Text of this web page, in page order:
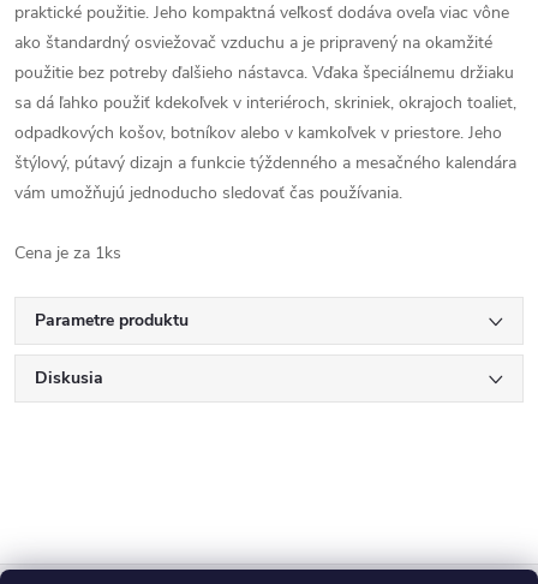
praktické použitie. Jeho kompaktná veľkosť dodáva oveľa viac vône
ako štandardný osviežovač vzduchu a je pripravený na okamžité
použitie bez potreby ďalšieho nástavca. Vďaka špeciálnemu držiaku
sa dá ľahko použiť kdekoľvek v interiéroch, skriniek, okrajoch toaliet,
odpadkových košov, botníkov alebo v kamkoľvek v priestore. Jeho
štýlový, pútavý dizajn a funkcie týždenného a mesačného kalendára
vám umožňujú jednoducho sledovať čas používania.
Cena je za 1ks
Parametre produktu
Diskusia